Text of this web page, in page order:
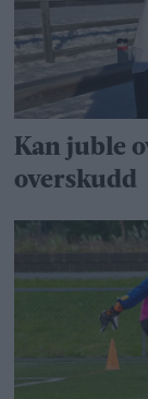
Kan juble
overskudd